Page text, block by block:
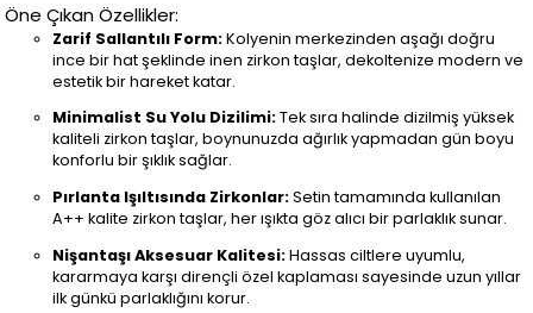
Öne Çıkan Özellikler:
Zarif Sallantılı Form:Kolyenin merkezinden aşağı doğru
ince bir hat şeklinde inen zirkon taşlar, dekoltenize modern ve
estetik bir hareket katar.
Minimalist Su Yolu Dizilimi:Tek sıra halinde dizilmiş yüksek
kaliteli zirkon taşlar, boynunuzda ağırlık yapmadan gün boyu
konforlu bir şıklık sağlar.
Pırlanta Işıltısında Zirkonlar:Setin tamamında kullanılan
A++ kalite zirkon taşlar, her ışıkta göz alıcı bir parlaklık sunar.
Nişantaşı Aksesuar Kalitesi:Hassas ciltlere uyumlu,
kararmaya karşı dirençli özel kaplaması sayesinde uzun yıllar
ilk günkü parlaklığını korur.